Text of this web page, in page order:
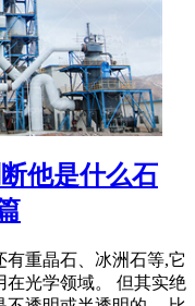
他是什么石
重晶石、冰洲石等,它
在光学领域。 但其实绝